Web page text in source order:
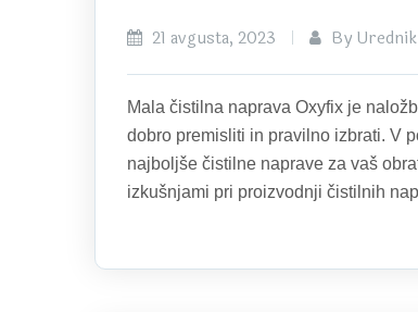
21 avgusta, 2023 By Urednik
Mala čistilna naprava Oxyfix je
dobro premisliti in pravilno izbrati. V
najboljše čistilne naprave za vaš
izkušnjami pri proizvodnji čistilnih